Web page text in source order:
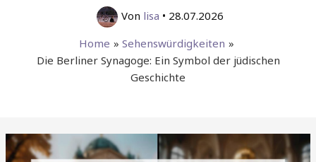
Von lisa • 28.07.2026
Home
Sehenswürdigkeiten
Die Berliner Synagoge: Ein Symbol der jüdischen
Geschichte